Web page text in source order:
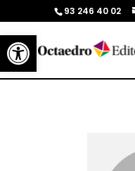
Abrir barra de herramientas
93 246 40 02